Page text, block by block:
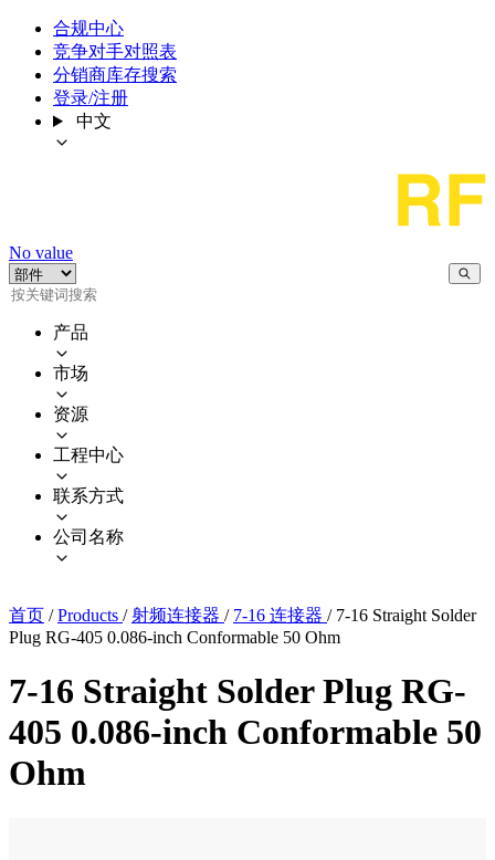
合规中心
竞争对手对照表
分销商库存搜索
登录/注册
中文
No value
产品
市场
资源
工程中心
联系方式
公司名称
首页 / Products / 射频连接器 / 7-16 连接器 / 7-16 Straight Solder
Plug RG-405 0.086-inch Conformable 50 Ohm
7-16 Straight Solder Plug RG-
405 0.086-inch Conformable 50
Ohm